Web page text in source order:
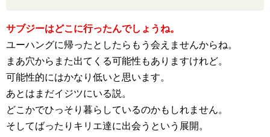
サブジーはどこに行ったんでしょうね。
ユーハングに帰ったとしたらもう会えませんからね。
まあ穴からまた出てくる可能性もありますけれど。
可能性的にはかなり低いと思います。
あとはまだイジツにいる説。
どこかでひっそり暮らしているのかもしれません。
そしてばったりキリエ達に出会うという展開。